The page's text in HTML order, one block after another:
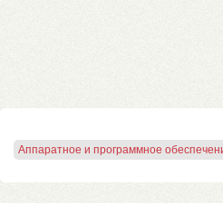
Аппаратное и программное